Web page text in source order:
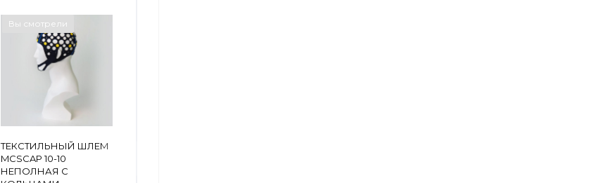
Вы смотрели
ТЕКСТИЛЬНЫЙ ШЛЕМ
MCSCAP 10-10
НЕПОЛНАЯ С